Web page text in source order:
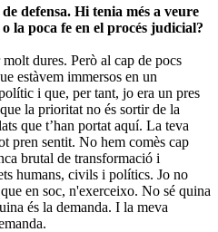
defensa. Hi tenia més a veure
la poca fe en el procés judicial?
dures. Però al cap de pocs
estàvem immersos en un
i que, per tant, jo era un pres
la prioritat no és sortir de la
que t’han portat aquí. La teva
pren sentit. No hem comès cap
brutal de transformació i
humans, civils i polítics. Jo no
en soc, n'exerceixo. No sé quina
és la demanda. I la meva